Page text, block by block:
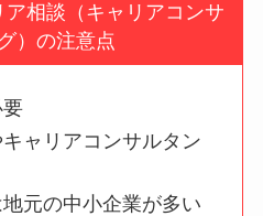
相談（キャリアコンサ
）の注意点
ャリアコンサルタン
元の中小企業が多い